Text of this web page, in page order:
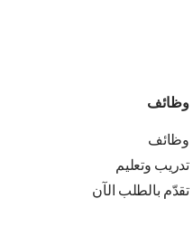
وظائف
وظائف
تدريب وتعليم
تقدّم بالطلب الآن